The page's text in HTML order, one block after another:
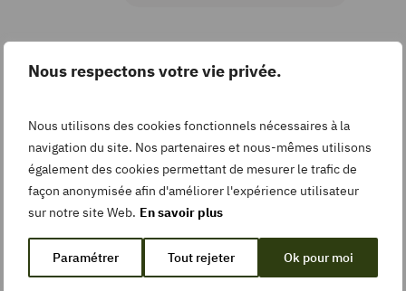
Nous respectons votre vie privée.
Nous utilisons des cookies fonctionnels nécessaires à la
navigation du site. Nos partenaires et nous-mêmes utilisons
également des cookies permettant de mesurer le trafic de
façon anonymisée afin d'améliorer l'expérience utilisateur
sur notre site Web. En savoir plus
Paramétrer Tout rejeter Ok pour moi
Catégorie d’Évènement: